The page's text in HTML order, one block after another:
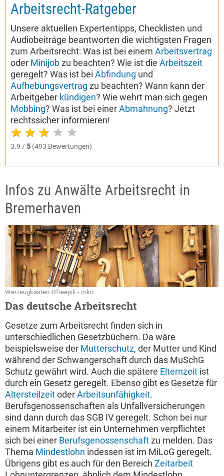
Arbeitsrecht-Ratgeber
Unsere aktuellen Expertentipps, Checklisten und
Audiobeiträge beantworten die wichtigsten Fragen
zum Arbeitsrecht: Was ist bei einem Arbeitsvertrag
oder Minijobzu beachten? Wie ist die Arbeitszeit
geregelt? Was ist bei Abfindung und
Aufhebungsvertrag zu beachten? Wann kann der
Arbeitgeber kündigen? Wie wehrt man sich gegen
Mobbing? Was ist bei einerAbmahnung? Jetzt
rechtssicher informieren!
3.9 / 5 (493 Bewertungen)
Infos zu Anwälte Arbeitsrecht in
Bremerhaven
Werzeugkasten ©freepik - mko
Das deutsche Arbeitsrecht
Gesetze zum Arbeitsrecht finden sich in
unterschiedlichen Gesetzbüchern. Da wäre
beispielsweise der Mutterschutz, der Mutter und Kind
während der Schwangerschaft durch das MuSchG
Schutz gewährt wird. Auch die spätere Elternzeit ist
durch ein Gesetz geregelt. Ebenso gibt es Gesetze für
AltersteilzeitoderArbeitsunfähigkeit.
Berufsgenossenschaften als Unfallversicherungen
sind dann durch das SGB IV geregelt. Schon bei nur
einem Mitarbeiter ist ein Unternehmen verpflichtet
sich bei einer Berufsgenossenschaftzu melden. Das
Thema Mindestlohn indessen ist im MiLoG geregelt.
Übrigens gibt es auch für den Bereich Zeitarbeit